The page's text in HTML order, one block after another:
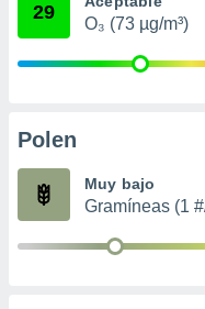
publicidad
de
29
O₃ (73 µg/m³)
Polen
Muy bajo
Gramíneas (1